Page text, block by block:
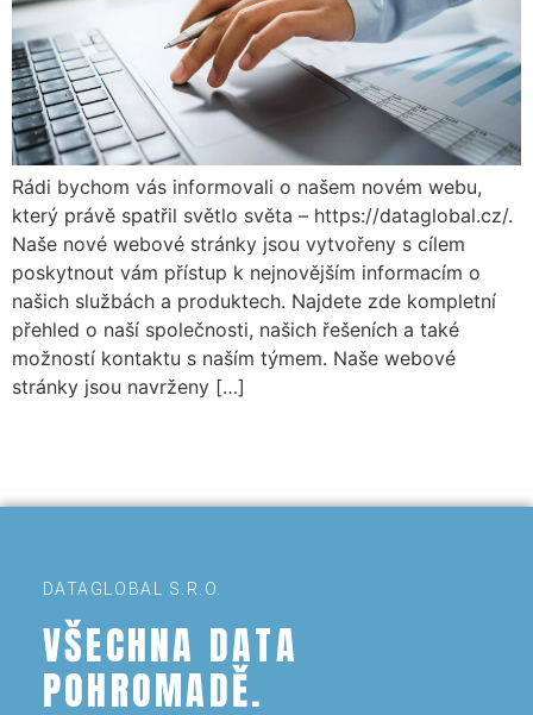
Rádi bychom vás informovali o našem novém webu,
který právě spatřil světlo světa – https://dataglobal.cz/.
Naše nové webové stránky jsou vytvořeny s cílem
poskytnout vám přístup k nejnovějším informacím o
našich službách a produktech. Najdete zde kompletní
přehled o naší společnosti, našich řešeních a také
možností kontaktu s naším týmem. Naše webové
stránky jsou navrženy […]
DATAGLOBAL S.R.O.
VŠECHNA DATA
POHROMADĚ.